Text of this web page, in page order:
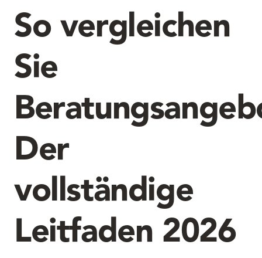
So vergleichen
Sie
Der
vollständige
Leitfaden 2026